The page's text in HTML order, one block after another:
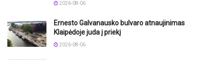
2026-08-06
Ernesto Galvanausko bulvaro atnaujinimas
Klaipėdoje juda į priekį
2026-08-06